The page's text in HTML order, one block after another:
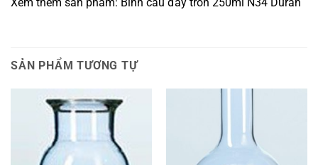
SẢN PHẨM TƯƠNG TỰ